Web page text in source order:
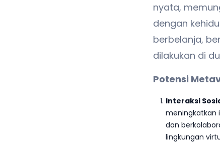
nyata,
dengan
berbelanja,
dilakukan di
Potensi
Interaksi
meningkatkan
dan
lingkungan